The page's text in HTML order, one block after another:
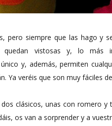
pero siempre que las hago y
quedan vistosas y, lo más
y, además, permiten
Ya veréis que son muy fáciles
clásicos, unas con romero
os van a sorprender y a